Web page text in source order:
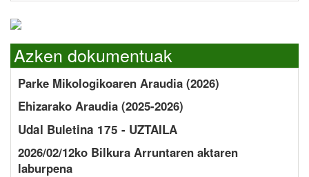
Azken dokumentuak
Parke Mikologikoaren Araudia (2026)
Ehizarako Araudia (2025-2026)
Udal Buletina 175 - UZTAILA
2026/02/12ko Bilkura Arruntaren aktaren
laburpena